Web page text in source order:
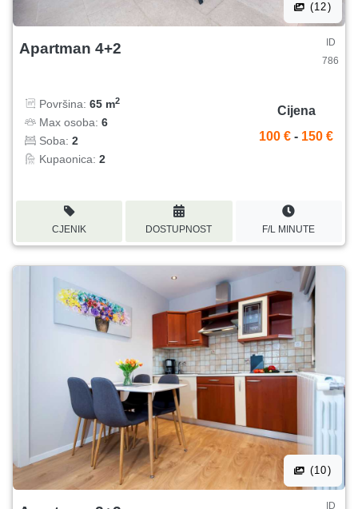
(12)
Apartman 4+2
ID
786
Površina: 65 m2
Max osoba: 6
Soba: 2
Kupaonica: 2
Cijena
100 € - 150 €
CJENIK DOSTUPNOST F/L MINUTE
(10)
ID